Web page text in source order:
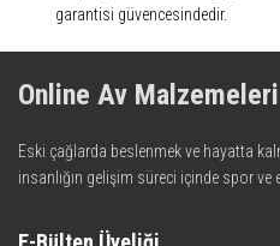
garantisi güvencesindedir.
Online Av Malzemeleri
Eski çağlarda beslenmek ve hayatta
insanlığın gelişim süreci içinde spor ve
teknolojinin dokunuşuyla av